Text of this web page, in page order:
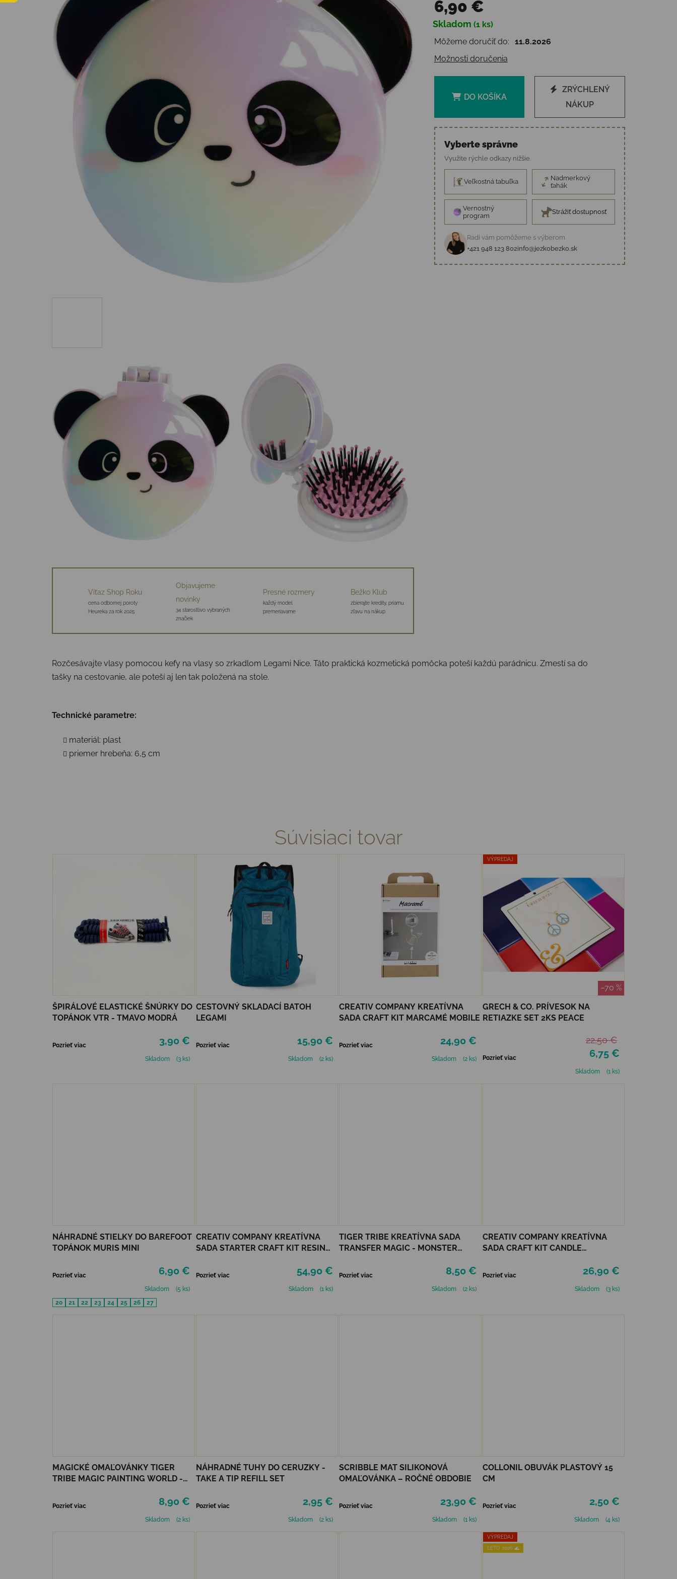
6,90 €
Jednotková cena:
Skladom (1 ks)
Môžeme doručiť do:
11.8.2026
Možnosti doručenia
DO KOŠÍKA
ZRÝCHLENÝ
NÁKUP
Vyberte správne
Využite rýchle odkazy nižšie.
Veľkostná tabuľka
Nadmerkový
ťahák
Vernostný
program
Strážiť dostupnosť
Radi vám pomôžeme s výberom
+421 948 123 802info@jezkobezko.sk
Víťaz Shop Roku
cena odbornej poroty
Heureka za rok 2025
Objavujeme
novinky
34 starostlivo vybraných
značiek
Presné rozmery
každý model
premeriavame
Bežko Klub
zbierajte kredity, priamu
zľavu na nákup
Rozčesávajte vlasy pomocou kefy na vlasy so zrkadlom Legami Nice. Táto praktická kozmetická pomôcka poteší každú parádnicu. Zmestí sa do
tašky na cestovanie, ale poteší aj len tak položená na stole.
Technické parametre:
materiál: plast
priemer hrebeňa: 6,5 cm
Súvisiaci tovar
ŠPIRÁLOVÉ ELASTICKÉ ŠNÚRKY DO
TOPÁNOK VTR - TMAVO MODRÁ
3,90 €
Pozrieť viac
Skladom
(3 ks)
CESTOVNÝ SKLADACÍ BATOH
LEGAMI
15,90 €
Pozrieť viac
Skladom
(2 ks)
CREATIV COMPANY KREATÍVNA
SADA CRAFT KIT MARCAMÉ MOBILE
24,90 €
Pozrieť viac
Skladom
(2 ks)
VÝPREDAJ
–70 %
GRECH & CO. PRÍVESOK NA
RETIAZKE SET 2KS PEACE
6,75 €
22,50 €
Pozrieť viac
Skladom
(1 ks)
NÁHRADNÉ STIELKY DO BAREFOOT
TOPÁNOK MURIS MINI
6,90 €
Pozrieť viac
Skladom
(5 ks)
20
21 22 23 24 25 26 27
CREATIV COMPANY KREATÍVNA
SADA STARTER CRAFT KIT RESIN
54,90 €
Pozrieť viac
Skladom
(1 ks)
TIGER TRIBE KREATÍVNA SADA
TRANSFER MAGIC - MONSTER
8,50 €
Pozrieť viac
Skladom
(2 ks)
CREATIV COMPANY KREATÍVNA
SADA CRAFT KIT CANDLE
26,90 €
Pozrieť viac
Skladom
(3 ks)
MAGICKÉ OMAĽOVÁNKY TIGER
TRIBE MAGIC PAINTING WORLD -
8,90 €
Pozrieť viac
Skladom
(2 ks)
NÁHRADNÉ TUHY DO CERUZKY -
TAKE A TIP REFILL SET
2,95 €
Pozrieť viac
Skladom
(2 ks)
SCRIBBLE MAT SILIKONOVÁ
OMAĽOVÁNKA – ROČNÉ OBDOBIE
23,90 €
Pozrieť viac
Skladom
(1 ks)
COLLONIL OBUVÁK PLASTOVÝ 15
CM
2,50 €
Pozrieť viac
Skladom
(4 ks)
VÝPREDAJ
LETO 2026 🌊